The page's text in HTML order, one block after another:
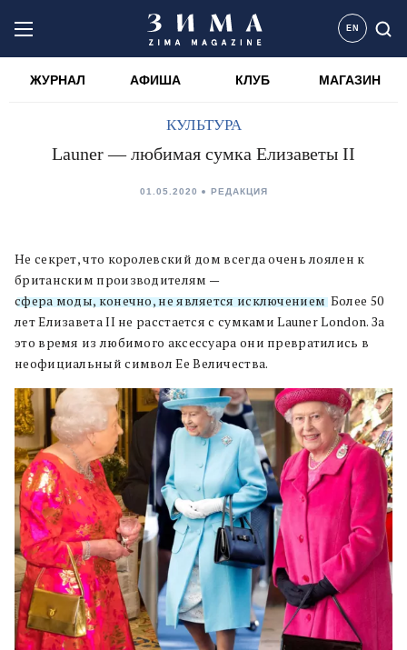
EN
ЖУРНАЛ АФИША КЛУБ МАГАЗИН
КУЛЬТУРА
Launer — любимая сумка Елизаветы II
01.05.2020 РЕДАКЦИЯ
Не секрет, что королевский дом всегда очень лоялен к
британским производителям —
сфера моды, конечно, не является исключением. Более 50
лет Елизавета II не расстается с сумками Launer London. За
это время из любимого аксессуара они превратились в
неофициальный символ Ее Величества.